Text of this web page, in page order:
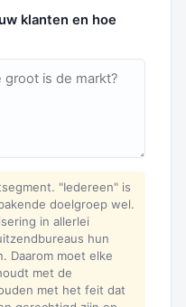
klanten en hoe
"Iedereen" is
doelgroep wel.
in allerlei
hun
Daarom moet elke
met de
met het feit dat